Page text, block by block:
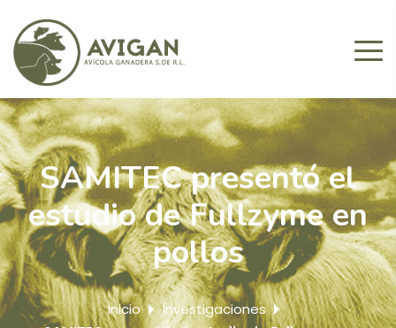
SAMITEC presentó el
estudio de Fullzyme en
pollos
Inicio
Investigaciones